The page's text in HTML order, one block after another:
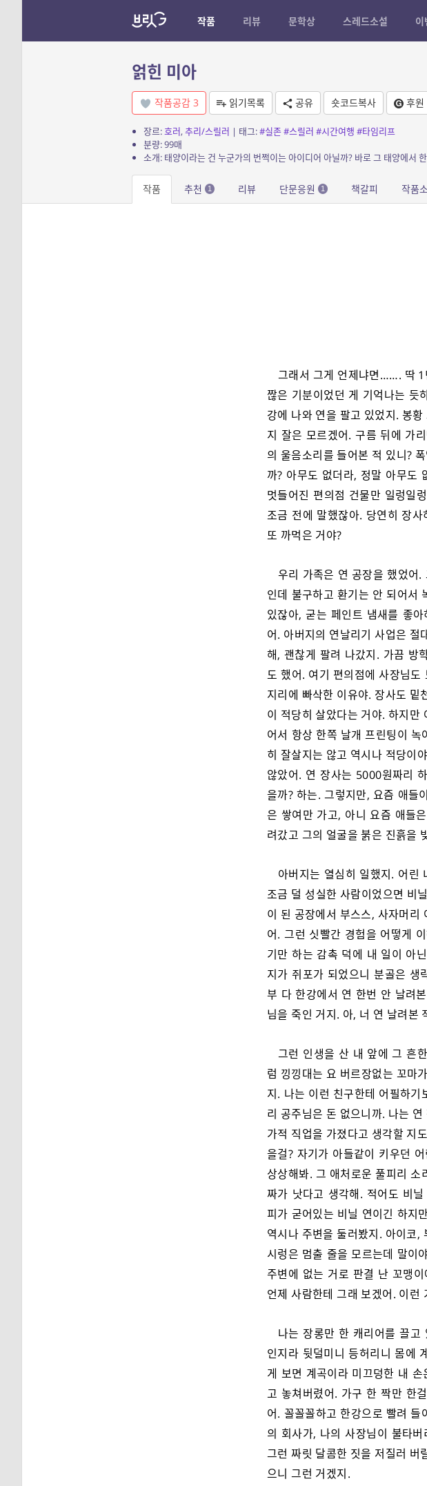
작품 리뷰 문학상 스레드소설
얽힌 미아
작품공감 3 읽기목록 공유 숏코드복사 후원
장르:호러, 추리/스릴러 | 태그:#실존#스릴러 #시간여행 #타임리프
분량: 99매
소개: 태양이라는 건 누군가의 번쩍이는 아이디어 아닐까? 바로 그 태양에서
작품 추천 1 리뷰 단문응원 1 책갈피 작품
그래서 그게 언제냐면……. 딱 1
짢은 기분이었던 게 기억나는 듯
강에 나와 연을 팔고 있었지. 봉
지 잘은 모르겠어. 구름 뒤에 가
의 울음소리를 들어본 적 있니?
까? 아무도 없더라, 정말 아무도
멋들어진 편의점 건물만 일렁일
조금 전에 말했잖아. 당연히 장
또 까먹은 거야?
우리 가족은 연 공장을 했었어
인데 불구하고 환기는 안 되어서
있잖아, 굳는 페인트 냄새를 좋
어. 아버지의 연날리기 사업은 절
해, 괜찮게 팔려 나갔지. 가끔 방
도 했어. 여기 편의점에 사장님
지리에 빠삭한 이유야. 장사도 밑
이 적당히 살았다는 거야. 하지만
어서 항상 한쪽 날개 프린팅이
히 잘살지는 않고 역시나 적당이
않았어. 연 장사는 5000원짜리
을까? 하는. 그렇지만, 요즘 애들
은 쌓여만 가고, 아니 요즘 애들
려갔고 그의 얼굴을 붉은 진흙을
아버지는 열심히 일했지. 어린
조금 덜 성실한 사람이었으면 비
이 된 공장에서 부스스, 사자머리
어. 그런 싯빨간 경험을 어떻게
기만 하는 감촉 덕에 내 일이 아
지가 쥐포가 되었으니 분골은 생
부 다 한강에서 연 한번 안 날려
님을 죽인 거지. 아, 너 연 날려본
그런 인생을 산 내 앞에 그 흔
럼 낑낑대는 요 버르장없는 꼬마
지. 나는 이런 친구한테 어필하
리 공주님은 돈 없으니까. 나는
가적 직업을 가졌다고 생각할 지
을걸? 자기가 아들같이 키우던
상상해봐. 그 애처로운 풀피리
짜가 낫다고 생각해. 적어도 비
피가 굳어있는 비닐 연이긴 하지
역시나 주변을 둘러봤지. 아이코,
시렁은 멈출 줄을 모르는데 말이
주변에 없는 거로 판결 난 꼬맹
언제 사람한테 그래 보겠어. 이런
나는 장롱만 한 캐리어를 끌
인지라 뒷덜미니 등허리니 몸에
게 보면 계곡이라 미끄덩한 내
고 놓쳐버렸어. 가구 한 짝만 한
어. 꼴꼴꼴하고 한강으로 빨려
의 회사가, 나의 사장님이 불타
그런 짜릿 달콤한 짓을 저질러 버
으니 그런 거겠지.